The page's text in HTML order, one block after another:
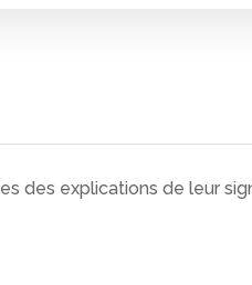
des explications de leur